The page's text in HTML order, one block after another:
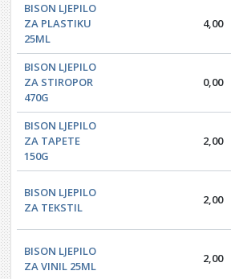
BISON LJEPILO
ZA PLASTIKU
25ML
4,00
BISON LJEPILO
ZA STIROPOR
470G
0,00
BISON LJEPILO
ZA TAPETE
150G
2,00
BISON LJEPILO
ZA TEKSTIL
2,00
BISON LJEPILO
ZA VINIL 25ML
2,00